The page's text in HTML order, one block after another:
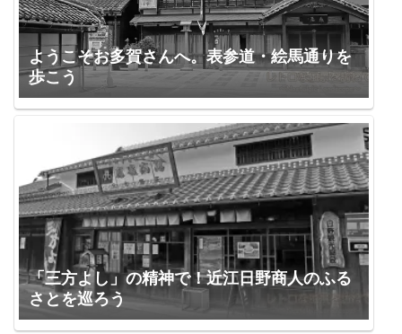
ようこそお多賀さんへ。表参道・絵馬通りを
歩こう
「三方よし」の精神で！近江日野商人のふる
さとを巡ろう